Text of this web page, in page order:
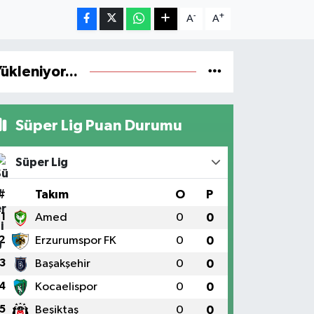
A- A+
Süper Lig Puan Durumu
Süper Lig
Takım O P
1 Amed 0 0
Erzurumspor FK 0 0
3 Başakşehir 0 0
Kocaelispor 0 0
5 Beşiktaş 0 0